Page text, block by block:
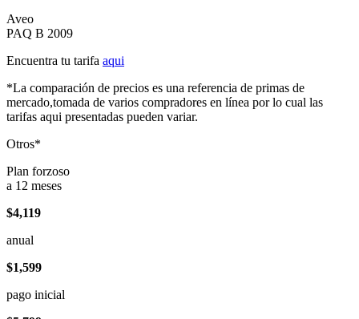
Aveo
PAQ B 2009
Encuentra tu tarifa aqui
*La comparación de precios es una referencia de primas de
mercado,tomada de varios compradores en línea por lo cual las
tarifas aqui presentadas pueden variar.
Otros*
Plan forzoso
a 12 meses
$4,119
anual
$1,599
pago inicial